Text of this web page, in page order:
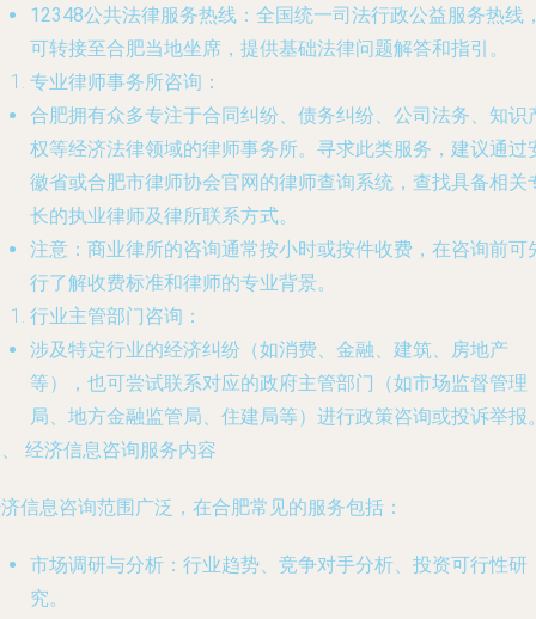
12348公共法律服务热线 ：全国统一司法行政公益服务热线
可转接至合肥当地坐席，提供基础法律问题解答和指引。
专业律师事务所咨询：
合肥拥有众多专注于合同纠纷、债务纠纷、公司法务、知识
权等经济法律领域的律师事务所。寻求此类服务，建议通过
徽省或合肥市律师协会官网的律师查询系统，查找具备相关
长的执业律师及律所联系方式。
注意 ：商业律所的咨询通常按小时或按件收费，在咨询前可
行了解收费标准和律师的专业背景。
行业主管部门咨询：
涉及特定行业的经济纠纷（如消费、金融、建筑、房地产
等），也可尝试联系对应的政府主管部门（如市场监督管理
局、地方金融监管局、住建局等）进行政策咨询或投诉举报
经济信息咨询服务内容
信息咨询范围广泛，在合肥常见的服务包括：
市场调研与分析 ：行业趋势、竞争对手分析、投资可行性研
究。